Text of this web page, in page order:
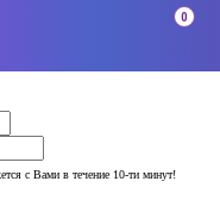
с Вами в течение 10-ти минут!
0